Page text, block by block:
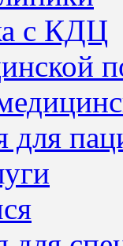
с КДЦ